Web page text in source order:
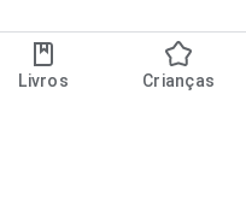
Livros Crianças